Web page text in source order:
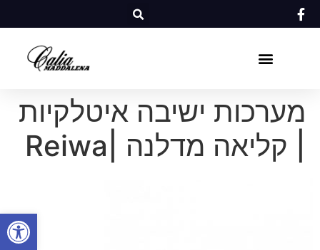
פתח
מערכות ישיבה איטלקיות
| קליאה מדלנה |Reiwa